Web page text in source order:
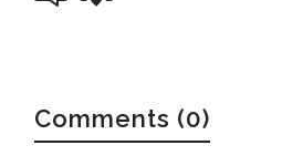
Comments (0)